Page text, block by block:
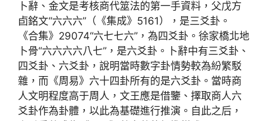
卜辭、金文是考核商代筮法的第一手資料，父戊方
卣銘文“六六六”（《集成》5161），是三爻卦。
《合集》29074“六七七六”，為四爻卦。徐家橋北地
卜骨“六六六六八七”，是六爻卦。卜辭中有三爻卦、
四爻卦、六爻卦，說明當時數字卦情勢較為紛繁駁
雜，而《周易》六十四卦所有的是六爻卦。當時商
人文明程度高于周人，文王應是借鑒、擇取商人六
爻卦作為卦體，以此為基礎進行推演。自此之后，